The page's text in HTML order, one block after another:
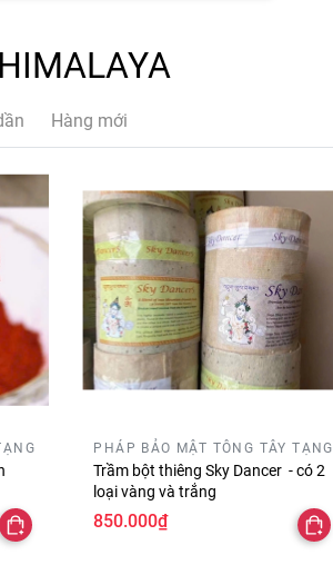
Hàng mới
PHÁP BẢO MẬT TÔNG TÂY TẠNG
Trầm bột thiêng Sky Dancer - có 2
loại vàng và trắng
850.000₫